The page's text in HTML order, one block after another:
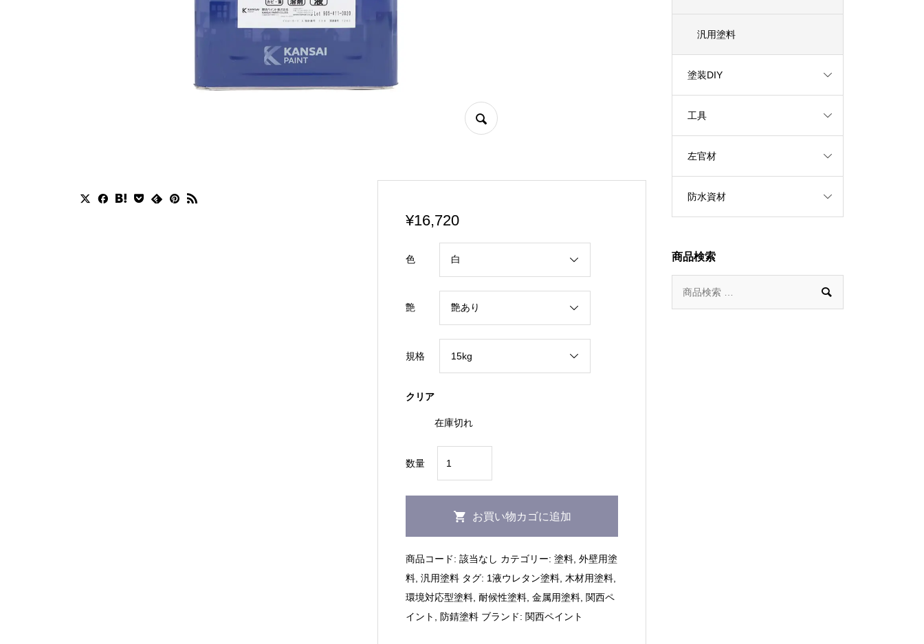
¥16,720
色
艶
規格
クリア
在庫切れ
数量
ペ
お買い物カゴに追加
商品コード:該当なし カテゴリー:塗料 ,外壁用塗
料 ,汎用塗料 タグ: 1液ウレタン塗料 木材用塗料
環境対応型塗料 ,耐候性塗料 ,金属用塗料 関西ペ
イント
防錆塗料 ブランド: 関西ペイント
汎用塗料
塗装DIY
工具
左官材
防水資材
商品検索
